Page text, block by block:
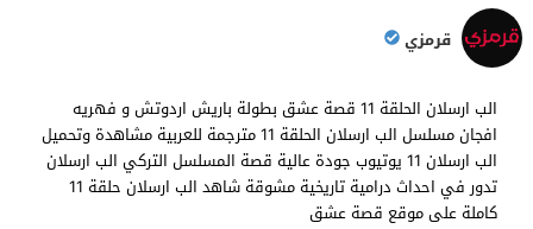
قرمزي
الب ارسلان الحلقة 11 قصة عشق بطولة باريش اردوتش و فهريه
افجان مسلسل الب ارسلان الحلقة 11 مترجمة للعربية مشاهدة وتحميل
الب ارسلان 11 يوتيوب جودة عالية قصة المسلسل التركي الب ارسلان
تدور في احداث درامية تاريخية مشوقة شاهد الب ارسلان حلقة 11
كاملة على موقع قصة عشق